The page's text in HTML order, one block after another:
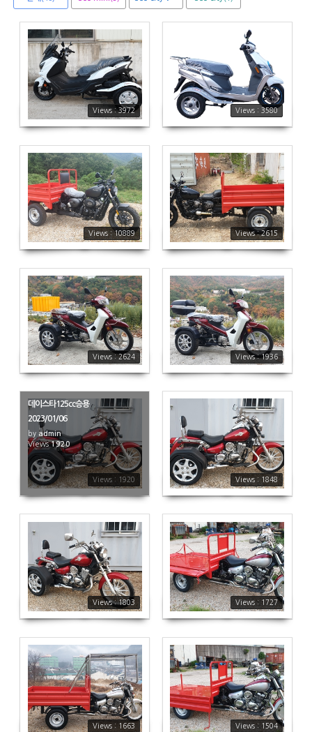
Views : 3972
3972
Views : 3580
3580
Views : 10889
10889
Views : 2615
2615
Views : 2624
2624
Views : 1936
1936
Views : 1920
데이스타125cc승용
2023/01/06
by admin
Views1920
Views : 1848
1848
Views : 1803
1803
Views : 1727
1727
Views : 1663
1663
Views : 1504
1504